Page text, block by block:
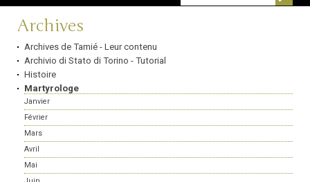
Navigation
Archives
Archives de Tamié - Leur contenu
Archivio di Stato di Torino - Tutorial
Histoire
Martyrologe
Janvier
Février
Mars
Avril
Mai